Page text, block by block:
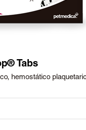
Tabs
hemostático